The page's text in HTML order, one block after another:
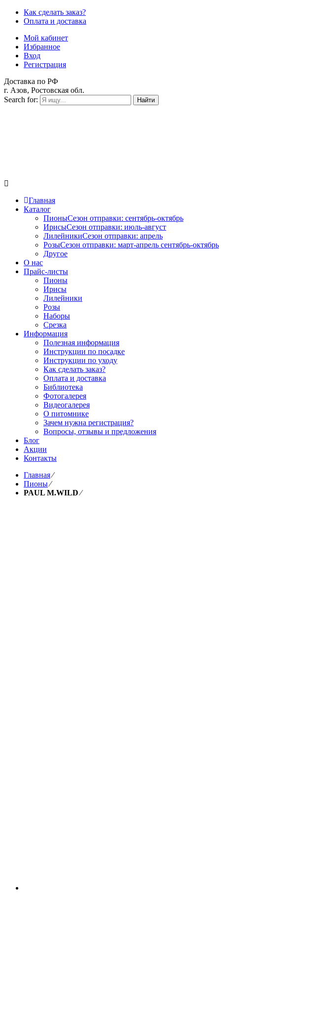
Как сделать заказ?
Оплата и доставка
Мой кабинет
Избранное
Вход
Регистрация
Доставка по РФ
г. Азов, Ростовская обл.
Search for:
Найти
Главная
Каталог
ПионыСезон отправки: сентябрь-октябрь
ИрисыСезон отправки: июль-август
ЛилейникиСезон отправки: апрель
РозыСезон отправки: март-апрель сентябрь-октябрь
Другое
О нас
Прайс-листы
Пионы
Ирисы
Лилейники
Розы
Наборы
Срезка
Информация
Полезная информация
Инструкции по посадке
Инструкции по уходу
Как сделать заказ?
Оплата и доставка
Библиотека
Фотогалерея
Видеогалерея
О питомнике
Зачем нужна регистрация?
Вопросы, отзывы и предложения
Блог
Акции
Контакты
Главная⁄
Пионы⁄
PAUL M.WILD⁄